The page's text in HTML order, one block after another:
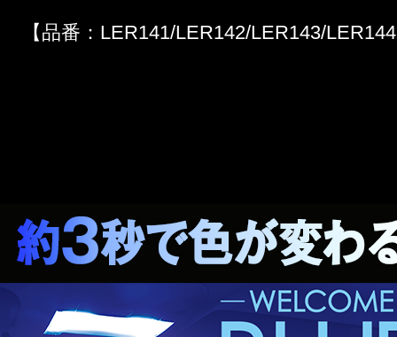
【品番：LER141/LER142/LER143/